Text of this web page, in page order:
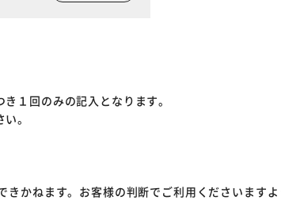
１回のみの記入となります。
。
かねます。お客様の判断でご利用くださいます